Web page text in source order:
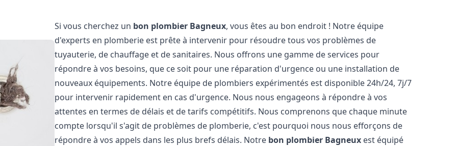
Si vous cherchez un bon plombier Bagneux, vous êtes au bon endroit ! Notre équipe
d'experts en plomberie est prête à intervenir pour résoudre tous vos problèmes de
tuyauterie, de chauffage et de sanitaires. Nous offrons une gamme de services pour
répondre à vos besoins, que ce soit pour une réparation d'urgence ou une installation de
nouveaux équipements. Notre équipe de plombiers expérimentés est disponible 24h/24, 7j/7
pour intervenir rapidement en cas d'urgence. Nous nous engageons à répondre à vos
attentes en termes de délais et de tarifs compétitifs. Nous comprenons que chaque minute
compte lorsqu'il s'agit de problèmes de plomberie, c'est pourquoi nous nous efforçons de
répondre à vos appels dans les plus brefs délais. Notre bon plombier Bagneux est équipé